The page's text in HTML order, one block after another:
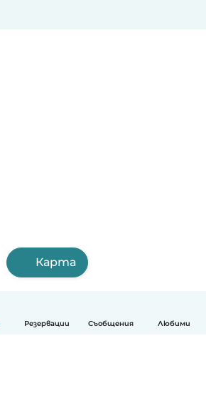
Резервации Съобщения Любими
Карта